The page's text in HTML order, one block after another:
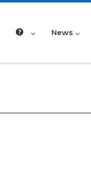
News